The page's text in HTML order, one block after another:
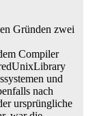
Gründen zwei
Compiler
und
nach
ursprüngliche